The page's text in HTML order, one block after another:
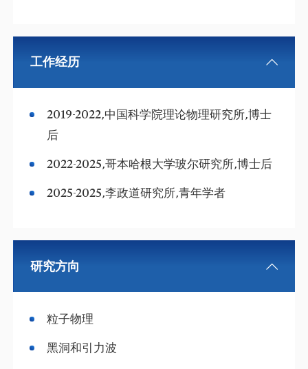
工作经历
2019-2022,中国科学院理论物理研究所,博士
后
2022-2025,哥本哈根大学玻尔研究所,博士后
2025-2025,李政道研究所,青年学者
研究方向
粒子物理
黑洞和引力波